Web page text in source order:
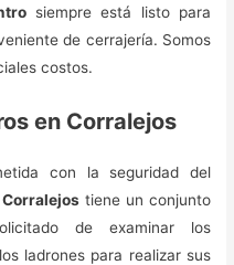
siempre está listo para
de cerrajería. Somos
costos.
en Corralejos
con la seguridad del
tiene un conjunto
de examinar los
ladrones para realizar sus